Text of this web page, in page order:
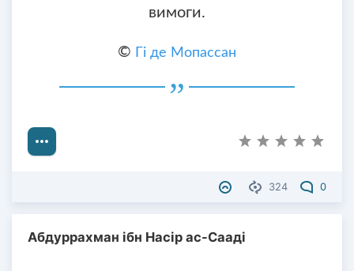
вимоги.
© Гі де Мопассан
324 0
Абдуррахман ібн Насір ас-Сааді